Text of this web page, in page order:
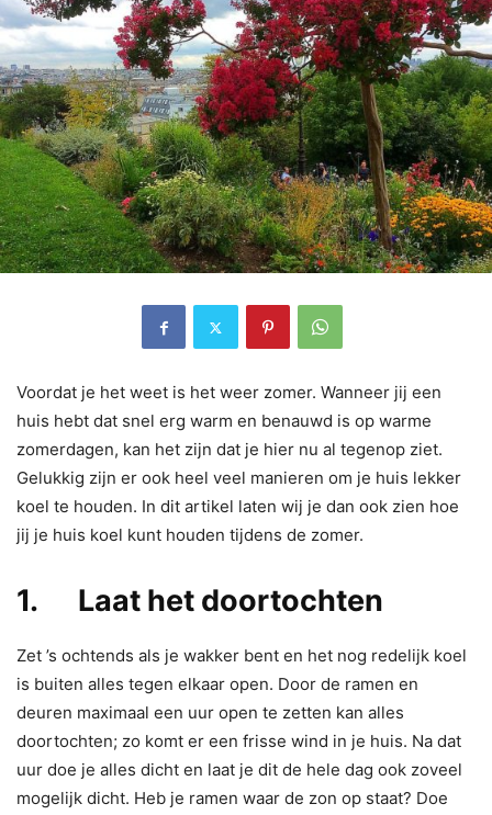
Voordat je het weet is het weer zomer. Wanneer jij een
huis hebt dat snel erg warm en benauwd is op warme
zomerdagen, kan het zijn dat je hier nu al tegenop ziet.
Gelukkig zijn er ook heel veel manieren om je huis lekker
koel te houden. In dit artikel laten wij je dan ook zien hoe
jij je huis koel kunt houden tijdens de zomer.
1. Laat het doortochten
Zet ’s ochtends als je wakker bent en het nog redelijk koel
is buiten alles tegen elkaar open. Door de ramen en
deuren maximaal een uur open te zetten kan alles
doortochten; zo komt er een frisse wind in je huis. Na dat
uur doe je alles dicht en laat je dit de hele dag ook zoveel
mogelijk dicht. Heb je ramen waar de zon op staat? Doe